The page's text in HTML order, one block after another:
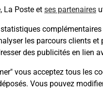
La Poste et ses partenaires
les parcours clients
des publicités en lien
vous acceptez tous les
Vous pouvez